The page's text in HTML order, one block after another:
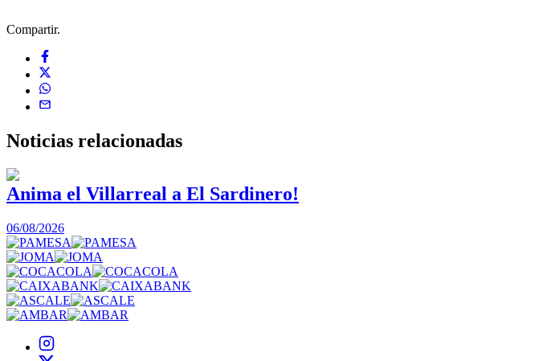
Compartir.
Noticias relacionadas
Anima el Villarreal a El Sardinero!
06/08/2026